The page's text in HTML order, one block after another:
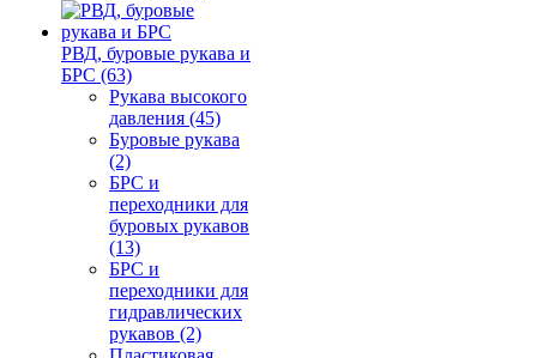
РВД, буровые рукава и
БРС (63)
Рукава высокого
давления (45)
Буровые рукава
(2)
БРС и
переходники для
буровых рукавов
(13)
БРС и
переходники для
гидравлических
рукавов (2)